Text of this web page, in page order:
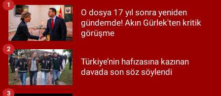
O dosya 17 yıl sonra yeniden
gündemde! Akın Gürlek'ten kritik
görüşme
1
Türkiye’nin hafızasına kazınan
davada son söz söylendi
2
3